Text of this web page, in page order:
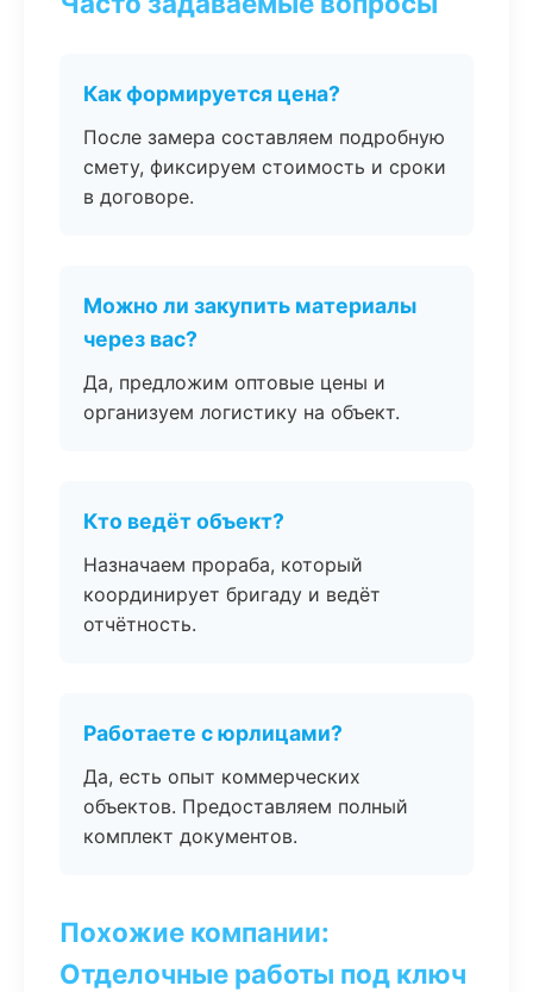
Как формируется цена?
После замера составляем подробную
смету, фиксируем стоимость и сроки
в договоре.
Можно ли закупить материалы
через вас?
Да, предложим оптовые цены и
организуем логистику на объект.
Кто ведёт объект?
Назначаем прораба, который
координирует бригаду и ведёт
отчётность.
Работаете с юрлицами?
Да, есть опыт коммерческих
объектов. Предоставляем полный
комплект документов.
Похожие компании:
Отделочные работы под ключ